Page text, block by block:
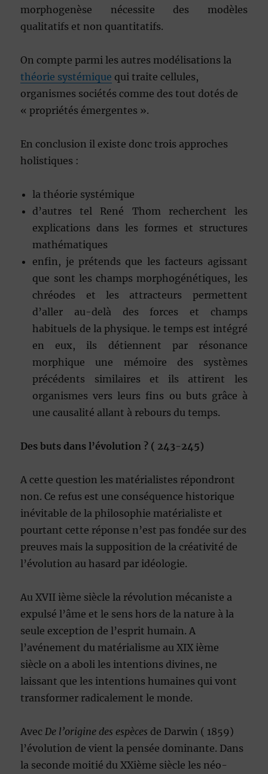
morphogenèse nécessite des modèles
qualitatifs et non quantitatifs.
On compte parmi les autres modélisations la
théorie systémique qui traite cellules,
organismes sociétés comme des tout dotés de
« propriétés émergentes ».
En conclusion il existe donc trois approches
holistiques :
la théorie systémique
d’autres tel René Thom recherchent les
explications dans les formes et structures
mathématiques
enfin, je prétends que les facteurs agissant
que sont les champs morphogénétiques, les
chréodes et les attracteurs permettent
d’aller au-delà des forces et champs
habituels de la physique. le temps est intégré
en eux, ils détiennent par résonance
morphique une mémoire des systèmes
précédents similaires et ils attirent les
organismes vers leurs fins ou buts grâce à
une causalité allant à rebours du temps.
Des buts dans l’évolution ? ( 243-245)
A cette question les matérialistes répondront
non. Ce refus est une conséquence historique
inévitable de la philosophie matérialiste et
pourtant cette réponse n’est pas fondée sur des
preuves mais la supposition de la créativité de
l’évolution au hasard par idéologie.
Au XVII ième siècle la révolution mécaniste a
expulsé l’âme et le sens hors de la nature à la
seule exception de l’esprit humain. A
l’avénement du matérialisme au XIX ième
siècle on a aboli les intentions divines, ne
laissant que les intentions humaines qui vont
transformer radicalement le monde.
AvecDe l’origine des espèces de Darwin ( 1859)
l’évolution de vient la pensée dominante. Dans
la seconde moitié du XXième siècle les néo-